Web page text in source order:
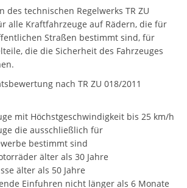
des technischen Regelwerks TR ZU
alle Kraftfahrzeuge auf Rädern, die für
Straßen bestimmt sind, für
die die Sicherheit des Fahrzeuges
nach TR ZU 018/2011
mit Höchstgeschwindigkeit bis 25 km/h
die ausschließlich für
bestimmt sind
älter als 30 Jahre
älter als 50 Jahre
Einfuhren nicht länger als 6 Monate